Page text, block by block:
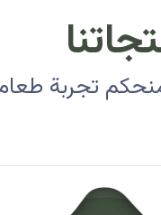
تجربة طعام